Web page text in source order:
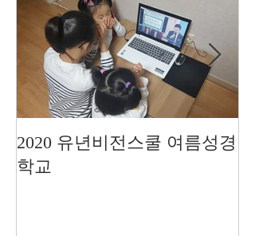
2020 유년비전스쿨 여름성경
학교